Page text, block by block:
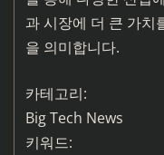
과 시장에 더 큰 가치
을 의미합니다.
카테고리:
Big Tech News
키워드: